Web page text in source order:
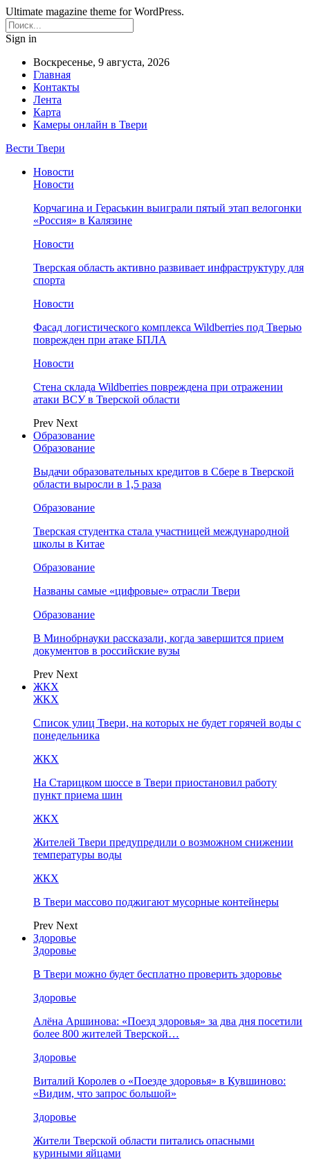
Ultimate magazine theme for WordPress.
Sign in
Воскресенье, 9 августа, 2026
Главная
Контакты
Лента
Карта
Камеры онлайн в Твери
Вести Твери
Новости
Новости
Корчагина и Гераськин выиграли пятый этап велогонки
«Россия» в Калязине
Новости
Тверская область активно развивает инфраструктуру для
спорта
Новости
Фасад логистического комплекса Wildberries под Тверью
поврежден при атаке БПЛА
Новости
Стена склада Wildberries повреждена при отражении
атаки ВСУ в Тверской области
Prev Next
Образование
Образование
Выдачи образовательных кредитов в Сбере в Тверской
области выросли в 1,5 раза
Образование
Тверская студентка стала участницей международной
школы в Китае
Образование
Названы самые «цифровые» отрасли Твери
Образование
В Минобрнауки рассказали, когда завершится прием
документов в российские вузы
Prev Next
ЖКХ
ЖКХ
Список улиц Твери, на которых не будет горячей воды с
понедельника
ЖКХ
На Старицком шоссе в Твери приостановил работу
пункт приема шин
ЖКХ
Жителей Твери предупредили о возможном снижении
температуры воды
ЖКХ
В Твери массово поджигают мусорные контейнеры
Prev Next
Здоровье
Здоровье
В Твери можно будет бесплатно проверить здоровье
Здоровье
Алёна Аршинова: «Поезд здоровья» за два дня посетили
более 800 жителей Тверской…
Здоровье
Виталий Королев о «Поезде здоровья» в Кувшиново:
«Видим, что запрос большой»
Здоровье
Жители Тверской области питались опасными
куриными яйцами